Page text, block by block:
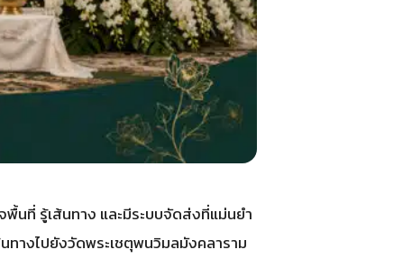
นที่ รู้เส้นทาง และมีระบบจัดส่งที่แม่นยำ
ทางไปยังวัดพระเชตุพนวิมลมังคลาราม